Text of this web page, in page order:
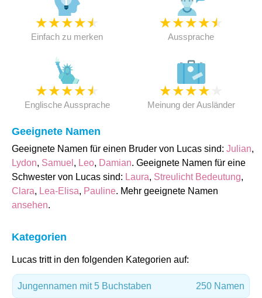
★★★★★
Einfach zu merken
★★★★★
Aussprache
★★★★★
Englische Aussprache
★★★★
Meinung der Ausländer
Geeignete Namen
Geeignete Namen für einen Bruder von Lucas sind: Julian,
Lydon, Samuel , Leo, Damian. Geeignete Namen für eine
Schwester von Lucas sind: Laura, Streulicht Bedeutung,
Clara, Lea-Elisa, Pauline. Mehr geeignete Namen
ansehen.
Kategorien
Lucas tritt in den folgenden Kategorien auf:
Jungennamen mit 5 Buchstaben 250 Namen